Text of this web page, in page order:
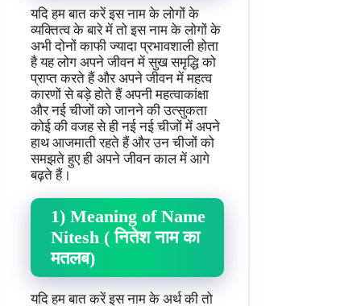
यदि हम बात करें इस नाम के लोगों के
व्यक्तित्व के बारे में तो इस नाम के लोगों के
अभी दोनों काफी ज्यादा प्रभावशाली होता
है यह लोग अपने जीवन में सुख समृद्धि को
प्राप्त करते हैं और अपने जीवन में महत्व
कारणों से बड़े होते हैं अपनी महत्वाकांक्षा
और नई चीजों को जानने की उत्सुकता
कोई की वजह से ही नई नई चीजों में अपने
हाथ आजमाती रहते हैं और उन चीजों को
समझते हुए ही अपने जीवन काल में आगे
बढ़ते हैं।
1) Meaning of Name
Nitesh ( नितेश नाम का
मतलब)
यदि हम बात करें इस नाम के अर्थ की तो